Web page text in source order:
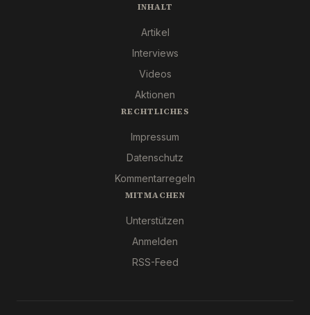
INHALT
Artikel
Interviews
Videos
Aktionen
RECHTLICHES
Impressum
Datenschutz
Kommentarregeln
MITMACHEN
Unterstützen
Anmelden
RSS-Feed